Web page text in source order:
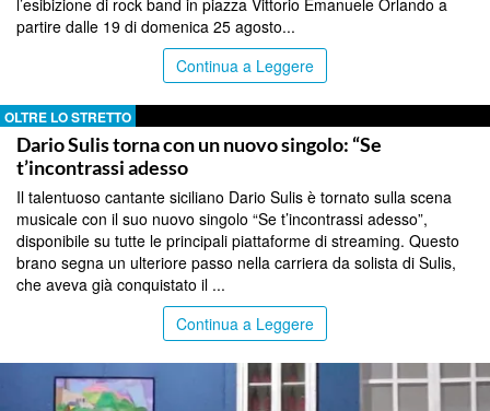
l’esibizione di rock band in piazza Vittorio Emanuele Orlando a
partire dalle 19 di domenica 25 agosto...
Continua a Leggere
OLTRE LO STRETTO
Dario Sulis torna con un nuovo singolo: “Se
t’incontrassi adesso
Il talentuoso cantante siciliano Dario Sulis è tornato sulla scena
musicale con il suo nuovo singolo “Se t’incontrassi adesso”,
disponibile su tutte le principali piattaforme di streaming. Questo
brano segna un ulteriore passo nella carriera da solista di Sulis,
che aveva già conquistato il ...
Continua a Leggere